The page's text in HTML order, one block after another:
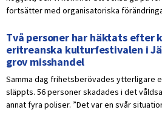
fortsätter med organisatoriska
Två personer har häktats efter
eritreanska kulturfestivalen i
grov misshandel
Samma dag frihetsberövades ytterligare
släppts. 56 personer skadades i det
annat fyra poliser. ”Det var en svår